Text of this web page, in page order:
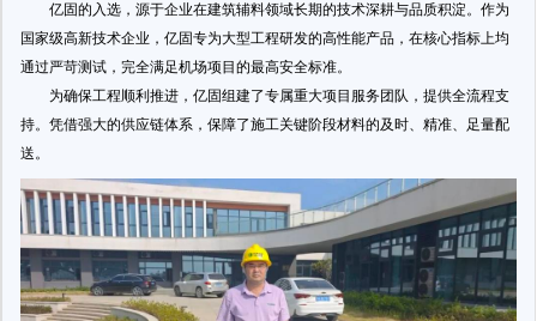
亿固的入选，源于企业在建筑辅料领域长期的技术深耕与品质积淀。作为
国家级高新技术企业，亿固专为大型工程研发的高性能产品，在核心指标上均
通过严苛测试，完全满足机场项目的最高安全标准。
为确保工程顺利推进，亿固组建了专属重大项目服务团队，提供全流程支
持。凭借强大的供应链体系，保障了施工关键阶段材料的及时、精准、足量配
送。